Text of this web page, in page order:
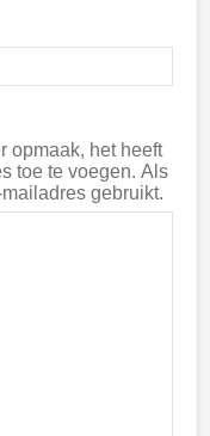
opmaak, het heeft
toe te voegen. Als
gebruikt.